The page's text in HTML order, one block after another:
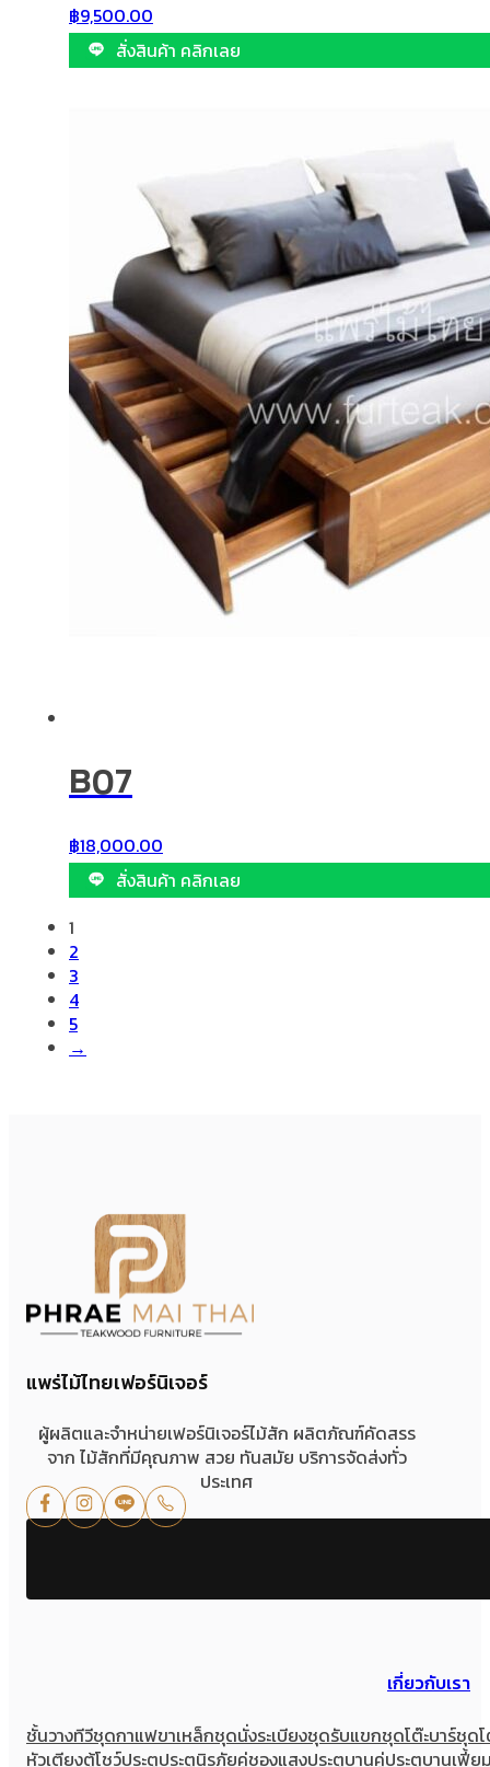
฿9,500.00
สั่งสินค้า คลิกเลย
B07
฿18,000.00
สั่งสินค้า คลิกเลย
1
2
3
4
5
→
แพร่ไม้ไทยเฟอร์นิเจอร์
ผู้ผลิตและจำหน่ายเฟอร์นิเจอร์ไม้สัก ผลิตภัณฑ์คัดสรร
จาก ไม้สักที่มีคุณภาพ สวย ทันสมัย บริการจัดส่งทั่ว
ประเทศ
เกี่ยวกับเรา
ชั้นวางทีวีชุดกาแฟขาเหล็กชุดนั่งระเบียงชุดรับแขกชุดโต๊ะบาร์ชุดโ
หัวเตียงตู้โชว์ประตูประตูนิรภัยคู่ชองแสงประตูบานคู่ประตูบานเฟี้ย